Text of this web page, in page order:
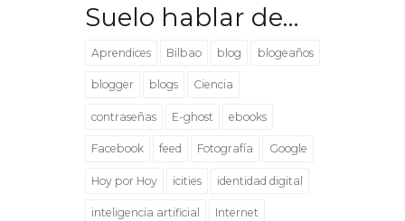
Suelo hablar de…
Aprendices Bilbao blog blogeaños
blogger blogs Ciencia
contraseñas E-ghost ebooks
Facebook feed Fotografía Google
Hoy por Hoy icities identidad digital
inteligencia artificial Internet